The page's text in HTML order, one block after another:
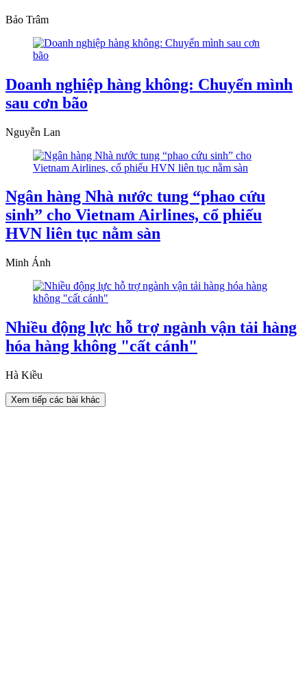
Bảo Trâm
Doanh nghiệp hàng không: Chuyển mình
sau cơn bão
Nguyễn Lan
Ngân hàng Nhà nước tung “phao cứu
sinh” cho Vietnam Airlines, cổ phiếu
HVN liên tục nằm sàn
Minh Ánh
Nhiều động lực hỗ trợ ngành vận tải hàng
hóa hàng không "cất cánh"
Hà Kiều
Xem tiếp các bài khác